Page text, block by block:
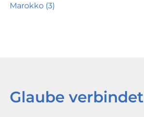
Marokko (3)
Glaube verbindet